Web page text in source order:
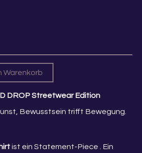
Warenkorb
DROP Streetwear Edition
Bewusstsein trifft Bewegung.
ist ein Statement-Piece . Ein